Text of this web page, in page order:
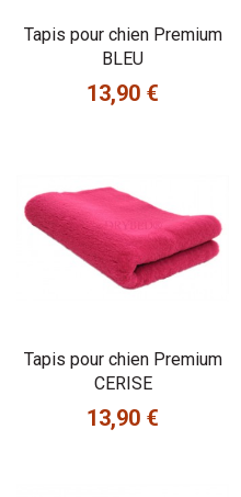
Tapis pour chien Premium
BLEU
Prix
13,90 €
Tapis pour chien Premium
CERISE
Prix
13,90 €